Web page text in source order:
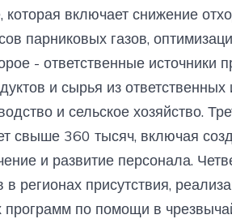
включает снижение
парниковых газов,
- ответственные источники
и сырья из ответственных
и сельское хозяйство.
свыше 360 тысяч, включая
и развитие персонала.
регионах присутствия,
программ по помощи в